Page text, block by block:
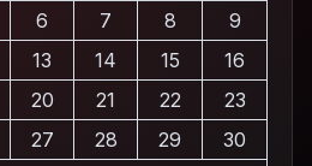
6 7 8
9
13 14 15
16
20 21 22
23
27 28 29
30